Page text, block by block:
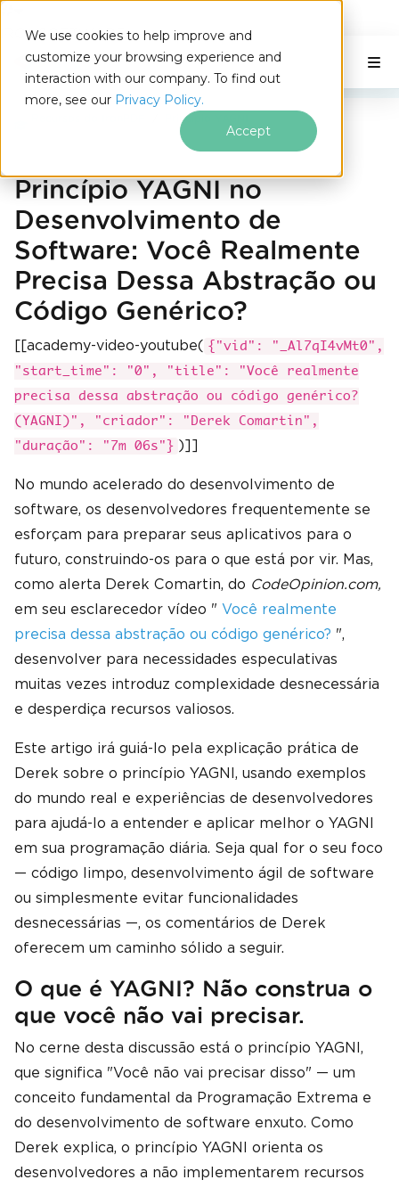
We use cookies to help improve and
customize your browsing experience and
interaction with our company. To find out
more, see our Privacy Policy.
Accept
IRONSOFTWARE
Ir para o conteúdo do rodapé
C# Application
Nesta página
Princípio YAGNI
Princípio YAGNI no
Desenvolvimento de
Software: Você Realmente
Precisa Dessa Abstração ou
Código Genérico?
[[academy-video-youtube( {"vid": "_Al7qI4vMt0",
"start_time": "0", "title": "Você realmente
precisa dessa abstração ou código genérico?
(YAGNI)", "criador": "Derek Comartin",
"duração": "7m 06s"} )]]
No mundo acelerado do desenvolvimento de
software, os desenvolvedores frequentemente se
esforçam para preparar seus aplicativos para o
futuro, construindo-os para o que está por vir. Mas,
como alerta Derek Comartin, do CodeOpinion.com,
em seu esclarecedor vídeo " Você realmente
precisa dessa abstração ou código genérico? ",
desenvolver para necessidades especulativas
muitas vezes introduz complexidade desnecessária
e desperdiça recursos valiosos.
Este artigo irá guiá-lo pela explicação prática de
Derek sobre o princípio YAGNI, usando exemplos
do mundo real e experiências de desenvolvedores
para ajudá-lo a entender e aplicar melhor o YAGNI
em sua programação diária. Seja qual for o seu foco
— código limpo, desenvolvimento ágil de software
ou simplesmente evitar funcionalidades
desnecessárias —, os comentários de Derek
oferecem um caminho sólido a seguir.
O que é YAGNI? Não construa o
que você não vai precisar.
No cerne desta discussão está o princípio YAGNI,
que significa "Você não vai precisar disso" — um
conceito fundamental da Programação Extrema e
do desenvolvimento de software enxuto. Como
Derek explica, o princípio YAGNI orienta os
desenvolvedores a não implementarem recursos